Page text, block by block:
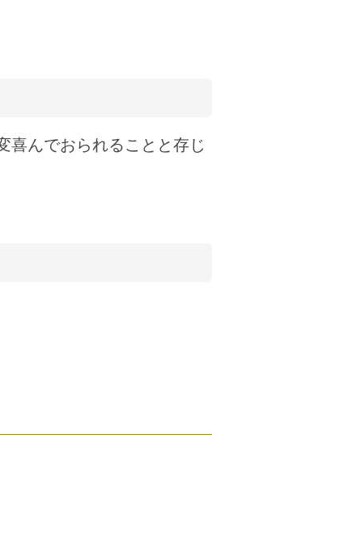
喜んでおられることと存じ